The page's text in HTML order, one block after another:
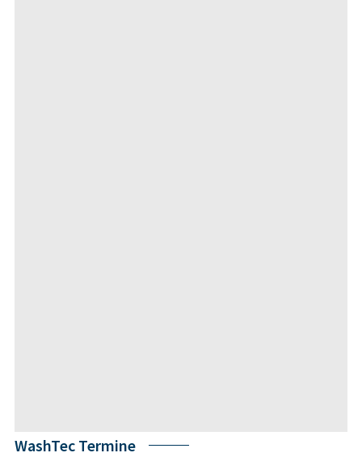
WashTec Termine